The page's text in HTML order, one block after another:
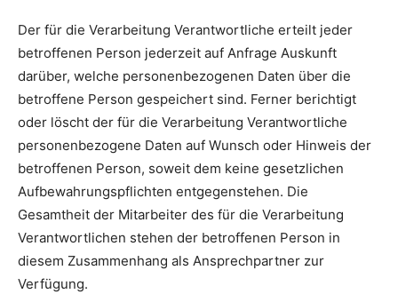
Der für die Verarbeitung Verantwortliche erteilt jeder
betroffenen Person jederzeit auf Anfrage Auskunft
darüber, welche personenbezogenen Daten über die
betroffene Person gespeichert sind. Ferner berichtigt
oder löscht der für die Verarbeitung Verantwortliche
personenbezogene Daten auf Wunsch oder Hinweis der
betroffenen Person, soweit dem keine gesetzlichen
Aufbewahrungspflichten entgegenstehen. Die
Gesamtheit der Mitarbeiter des für die Verarbeitung
Verantwortlichen stehen der betroffenen Person in
diesem Zusammenhang als Ansprechpartner zur
Verfügung.